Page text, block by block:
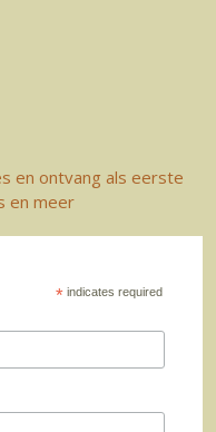
en ontvang als eerste
en meer
* indicates required